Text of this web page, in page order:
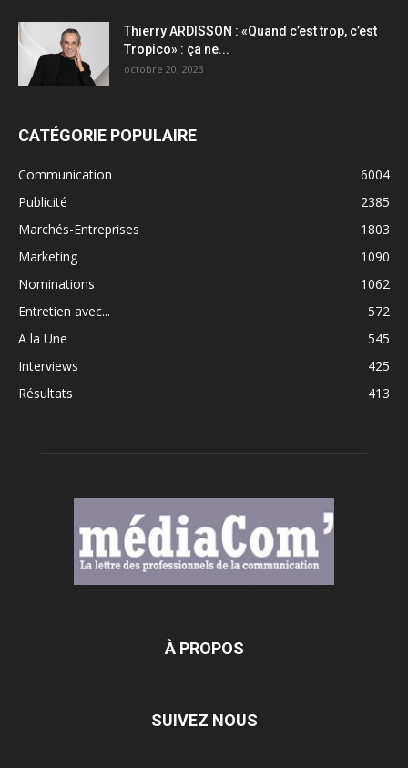
Thierry ARDISSON : «Quand c’est trop, c’est
Tropico» : ça ne...
octobre 20, 2023
CATÉGORIE POPULAIRE
Communication
6004
Publicité
2385
Marchés-Entreprises
1803
Marketing
1090
Nominations
1062
Entretien avec...
572
A la Une
545
Interviews
425
Résultats
413
À PROPOS
SUIVEZ NOUS